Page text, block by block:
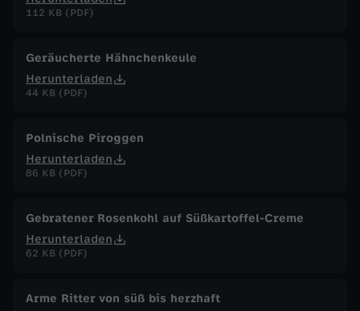
112 KB (PDF)
Geräucherte Hähnchenkeule
Herunterladen
44 KB (PDF)
Polnische Piroggen
Herunterladen
86 KB (PDF)
Gebratener Rosenkohl auf Süßkartoffel-Creme
Herunterladen
62 KB (PDF)
Arme Ritter von süß bis herzhaft